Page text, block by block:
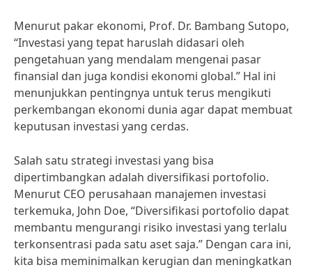
Menurut pakar ekonomi, Prof. Dr. Bambang Sutopo,
“Investasi yang tepat haruslah didasari oleh
pengetahuan yang mendalam mengenai pasar
finansial dan juga kondisi ekonomi global.” Hal ini
menunjukkan pentingnya untuk terus mengikuti
perkembangan ekonomi dunia agar dapat membuat
keputusan investasi yang cerdas.
Salah satu strategi investasi yang bisa
dipertimbangkan adalah diversifikasi portofolio.
Menurut CEO perusahaan manajemen investasi
terkemuka, John Doe, “Diversifikasi portofolio dapat
membantu mengurangi risiko investasi yang terlalu
terkonsentrasi pada satu aset saja.” Dengan cara ini,
kita bisa meminimalkan kerugian dan meningkatkan